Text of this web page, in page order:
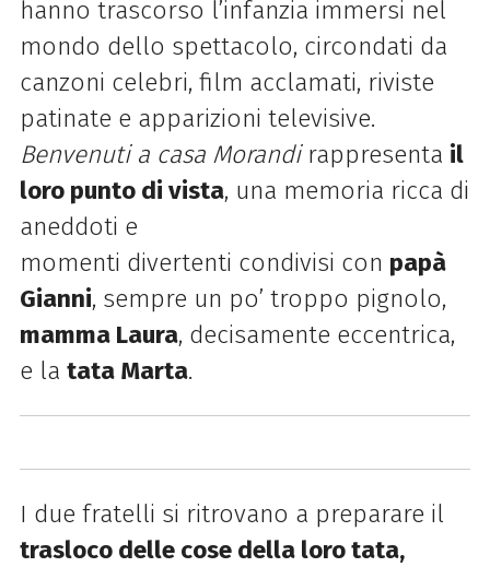
hanno trascorso l’infanzia immersi nel
mondo dello spettacolo, circondati da
canzoni celebri, film acclamati, riviste
patinate e apparizioni televisive.
Benvenuti a casa Morandi rappresenta il
loro punto di vista, una memoria ricca di
aneddoti e
momenti divertenti condivisi con papà
Gianni, sempre un po’ troppo pignolo,
mamma Laura, decisamente eccentrica,
e la tata Marta.
I due fratelli si ritrovano a preparare il
trasloco delle cose della loro tata,